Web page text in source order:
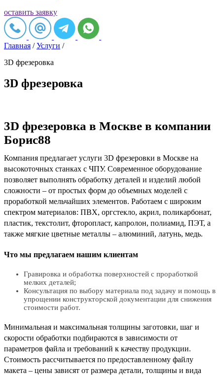
оставить заявку
Главная / Услуги /
3D фрезеровка
3D фрезеровка
3D фрезеровка в Москве в компании
Борис88
Компания предлагает услуги 3D фрезеровки в Москве на
высокоточных станках с ЧПУ. Современное оборудование
позволяет выполнять обработку деталей и изделий любой
сложности – от простых форм до объемных моделей с
проработкой мельчайших элементов. Работаем с широким
спектром материалов: ПВХ, оргстекло, акрил, поликарбонат,
пластик, текстолит, фторопласт, капролон, полиамид, ПЭТ, а
также мягкие цветные металлы – алюминий, латунь, медь.
Что мы предлагаем нашим клиентам
Гравировка и обработка поверхностей с проработкой
мелких деталей;
Консультация по выбору материала под задачу и помощь в
упрощении конструкторской документации для снижения
стоимости работ.
Минимальная и максимальная толщины заготовки, шаг и
скорости обработки подбираются в зависимости от
параметров файла и требований к качеству продукции.
Стоимость рассчитывается по предоставленному файлу
макета – цены зависят от размера детали, толщины и вида